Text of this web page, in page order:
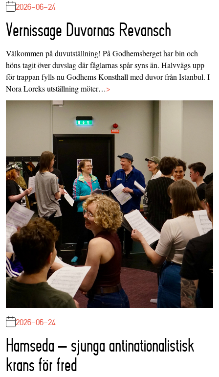
2026-06-24
Vernissage Duvornas Revansch
Välkommen på duvutställning! På Godhemsberget har bin och
höns tagit över duvslag där fåglarnas spår syns än. Halvvägs upp
för trappan fylls nu Godhems Konsthall med duvor från Istanbul. I
Nora Loreks utställning möter…>
2026-06-24
Hamseda – sjunga antinationalistisk
krans för fred